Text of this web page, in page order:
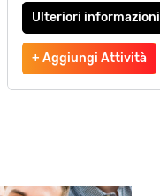
Ulteriori informazioni
+ Aggiungi Attività